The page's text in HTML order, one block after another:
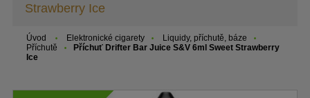
Strawberry Ice
Úvod Elektronické cigarety
Liquidy, příchutě, báze
Příchutě
Příchuť Drifter Bar Juice S&V 6ml Sweet Strawberry
Ice